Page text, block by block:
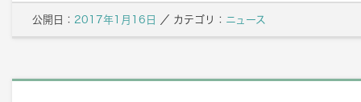
公開日： 2017年1月16日 ／ カテゴリ： ニュース